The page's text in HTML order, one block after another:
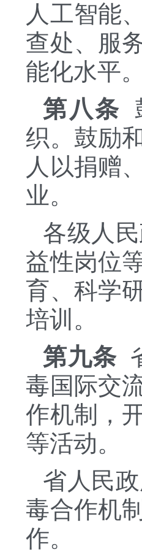
人工智能
查处、服
能化水平。
第八条
织。鼓励
人以捐赠
业。
各级人
益性岗位
育、科学
培训。
第九条
毒国际交
作机制，
等活动。
省人民
毒合作机
作。